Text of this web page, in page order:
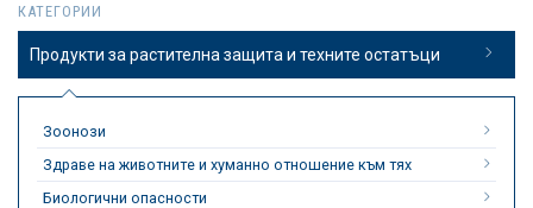
КАТЕГОРИИ
Продукти за растителна защита и техните остатъци
Зоонози
Здраве на животните и хуманно отношение към тях
Биологични опасности